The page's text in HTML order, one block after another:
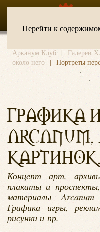
Перейти к
Арканум Клуб Галереи
около него
Портреты
ГРАФИКА
КАРТИНОК,
Концепт арт,
плакаты и
материалы
Графика игры,
рисунки и пр.